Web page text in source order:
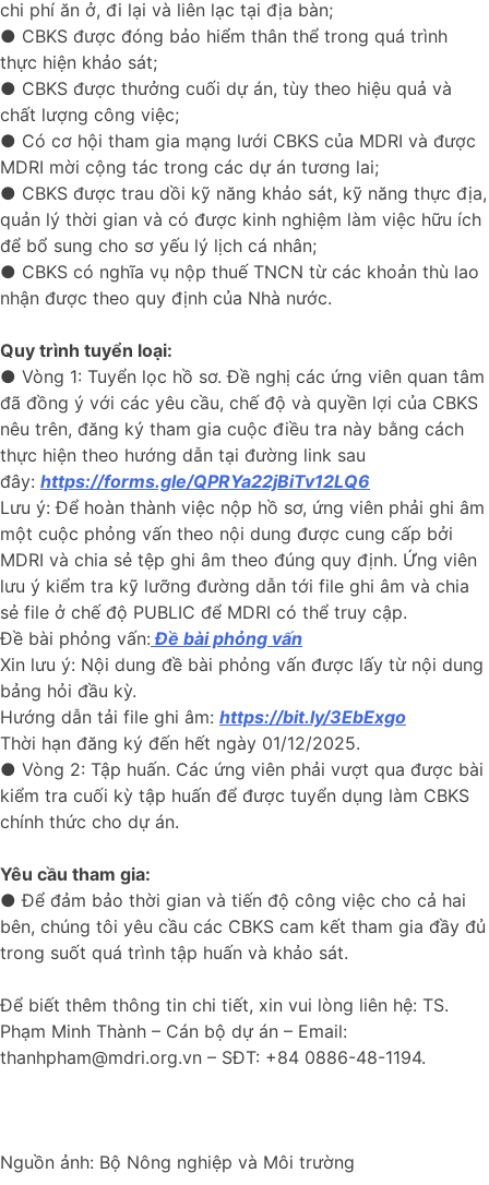
chi phí ăn ở, đi lại và liên lạc tại địa bàn;
● CBKS được đóng bảo hiểm thân thể trong quá trình
thực hiện khảo sát;
● CBKS được thưởng cuối dự án, tùy theo hiệu quả và
chất lượng công việc;
● Có cơ hội tham gia mạng lưới CBKS của MDRI và được
MDRI mời cộng tác trong các dự án tương lai;
● CBKS được trau dồi kỹ năng khảo sát, kỹ năng thực địa,
quản lý thời gian và có được kinh nghiệm làm việc hữu ích
để bổ sung cho sơ yếu lý lịch cá nhân;
● CBKS có nghĩa vụ nộp thuế TNCN từ các khoản thù lao
nhận được theo quy định của Nhà nước.
Quy trình tuyển loại:
● Vòng 1: Tuyển lọc hồ sơ. Đề nghị các ứng viên quan tâm
đã đồng ý với các yêu cầu, chế độ và quyền lợi của CBKS
nêu trên, đăng ký tham gia cuộc điều tra này bằng cách
thực hiện theo hướng dẫn tại đường link sau
đây: https://forms.gle/QPRYa22jBiTv12LQ6
Lưu ý: Để hoàn thành việc nộp hồ sơ, ứng viên phải ghi âm
một cuộc phỏng vấn theo nội dung được cung cấp bởi
MDRI và chia sẻ tệp ghi âm theo đúng quy định. Ứng viên
lưu ý kiểm tra kỹ lưỡng đường dẫn tới file ghi âm và chia
sẻ file ở chế độ PUBLIC để MDRI có thể truy cập.
Đề bài phỏng vấn: Đề bài phỏng vấn
Xin lưu ý: Nội dung đề bài phỏng vấn được lấy từ nội dung
bảng hỏi đầu kỳ.
Hướng dẫn tải file ghi âm: https://bit.ly/3EbExgo
Thời hạn đăng ký đến hết ngày 01/12/2025.
● Vòng 2: Tập huấn. Các ứng viên phải vượt qua được bài
kiểm tra cuối kỳ tập huấn để được tuyển dụng làm CBKS
chính thức cho dự án.
Yêu cầu tham gia:
● Để đảm bảo thời gian và tiến độ công việc cho cả hai
bên, chúng tôi yêu cầu các CBKS cam kết tham gia đầy đủ
trong suốt quá trình tập huấn và khảo sát.
Để biết thêm thông tin chi tiết, xin vui lòng liên hệ: TS.
Phạm Minh Thành – Cán bộ dự án – Email:
thanhpham@mdri.org.vn – SĐT: +84 0886-48-1194.
Nguồn ảnh: Bộ Nông nghiệp và Môi trường